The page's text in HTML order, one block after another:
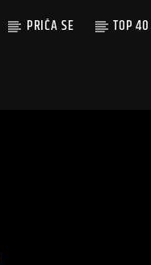
PRIČA SE TOP 40